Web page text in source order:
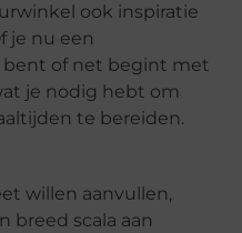
ook inspiratie
je nu een
of net begint met
je nodig hebt om
te bereiden.
willen aanvullen,
breed scala aan